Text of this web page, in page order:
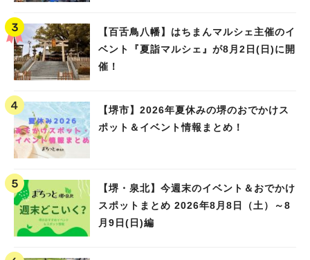
【百舌鳥八幡】はちまんマルシェ主催のイ
ベント『夏詣マルシェ』が8月2日(日)に開
催！
【堺市】2026年夏休みの堺のおでかけス
ポット＆イベント情報まとめ！
【堺・泉北】今週末のイベント＆おでかけ
スポットまとめ 2026年8月8日（土）～8
月9日(日)編